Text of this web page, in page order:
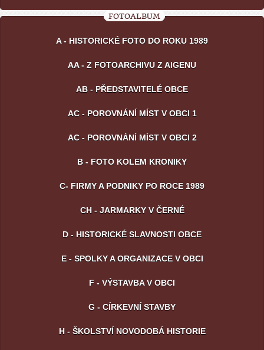
FOTOALBUM
A - HISTORICKÉ FOTO DO ROKU 1989
AA - Z FOTOARCHIVU Z AIGENU
AB - PŘEDSTAVITELÉ OBCE
AC - POROVNÁNÍ MÍST V OBCI 1
AC - POROVNÁNÍ MÍST V OBCI 2
B - FOTO KOLEM KRONIKY
C- FIRMY A PODNIKY PO ROCE 1989
CH - JARMARKY V ČERNÉ
D - HISTORICKÉ SLAVNOSTI OBCE
E - SPOLKY A ORGANIZACE V OBCI
F - VÝSTAVBA V OBCI
G - CÍRKEVNÍ STAVBY
H - ŠKOLSTVÍ NOVODOBÁ HISTORIE